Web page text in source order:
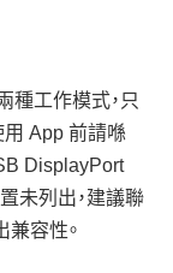
種工作模式，只
用 App 前請喺
DisplayPort
未列出，建議聯
容性。